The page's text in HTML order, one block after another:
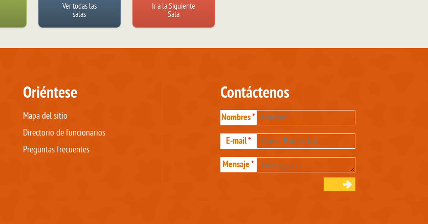
Ver todas las
salas
Ir a la Siguiente
Sala
Oriéntese
Mapa del sitio
Directorio de funcionarios
Preguntas frecuentes
Contáctenos
Nombres*
E-mail*
Mensaje*